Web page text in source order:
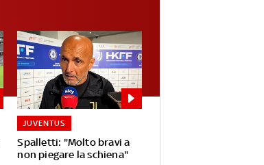
Spalletti: "Molto bravi a
non piegare la schiena"
JUVENTUS